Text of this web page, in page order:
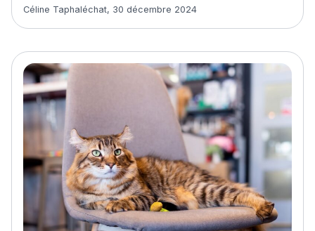
Article rédigé par
Céline Taphaléchat, 30 décembre 2024